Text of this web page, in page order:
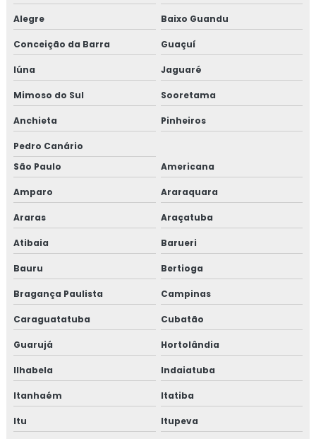
Alegre Baixo Guandu
Conceição da Barra Guaçuí
Iúna Jaguaré
Mimoso do Sul Sooretama
Anchieta Pinheiros
Pedro Canário
São Paulo
Americana
Amparo Araraquara
Araras Araçatuba
Atibaia Barueri
Bauru Bertioga
Bragança Paulista Campinas
Caraguatatuba Cubatão
Guarujá Hortolândia
Ilhabela Indaiatuba
Itanhaém Itatiba
Itu Itupeva